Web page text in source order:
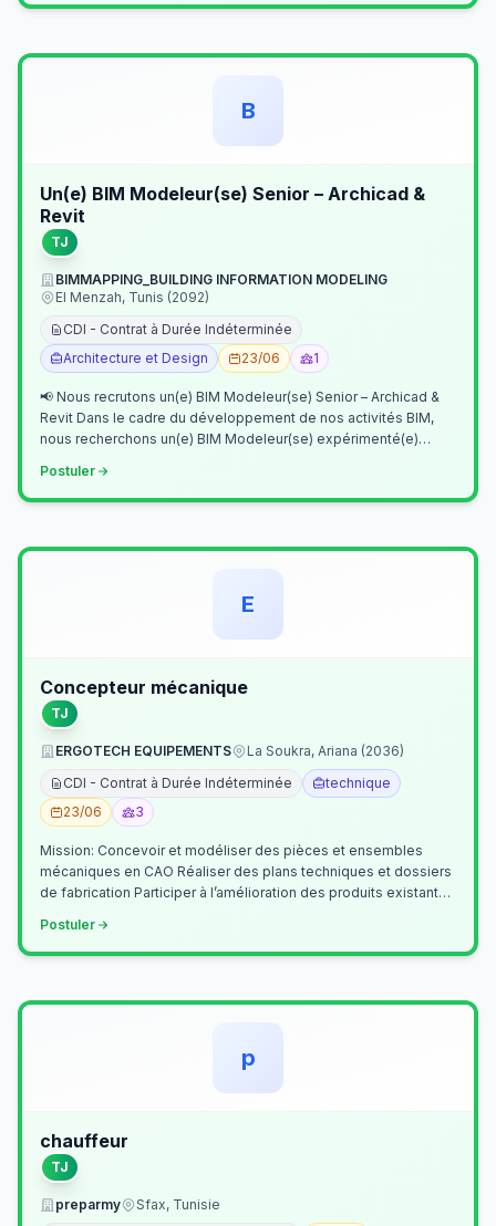
B
Un(e) BIM Modeleur(se) Senior – Archicad &
Revit
TJ
BIMMAPPING_BUILDING INFORMATION MODELING
El Menzah, Tunis (2092)
CDI - Contrat à Durée Indéterminée
Architecture et Design
23/06 1
📢 Nous recrutons un(e) BIM Modeleur(se) Senior – Archicad &
Revit Dans le cadre du développement de nos activités BIM,
nous recherchons un(e) BIM Modeleur(se) expérimenté(e)
Postuler
E
Concepteur mécanique
TJ
ERGOTECH EQUIPEMENTS
La Soukra, Ariana (2036)
CDI - Contrat à Durée Indéterminée
technique
23/06
3
Mission: Concevoir et modéliser des pièces et ensembles
mécaniques en CAO Réaliser des plans techniques et dossiers
de fabrication Participer à l’amélioration des produits existants
Postuler
p
chauffeur
TJ
preparmy
Sfax, Tunisie